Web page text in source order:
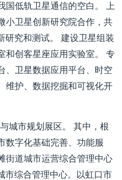
国低轨卫星通信的空白。 上
小卫星创新研究院合作，共
研究和测试。 建设卫星组装
和创客星座应用实验室。 专
、卫星数据应用平台、时空
维护、数据挖掘和可视化开
城市规划展区。 其中，根
数字化基础完善、功能服
街道城市运营综合管理中心
市综合管理中心。以虹口市